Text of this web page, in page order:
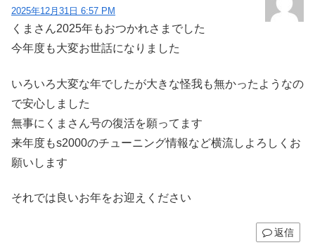
2025年12月31日 6:57 PM
くまさん2025年もおつかれさまでした
今年度も大変お世話になりました
いろいろ大変な年でしたが大きな怪我も無かったようなの
で安心しました
無事にくまさん号の復活を願ってます
来年度もs2000のチューニング情報など横流しよろしくお
願いします
それでは良いお年をお迎えください
返信